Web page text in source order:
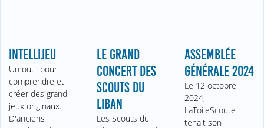
INTELLIJEU
Un outil pour
comprendre et
créer des grand
jeux originaux.
D'anciens
LE GRAND
CONCERT DES
SCOUTS DU
LIBAN
Les Scouts du
ASSEMBLÉE
GÉNÉRALE 2024
Le 12 octobre
2024,
LaToileScoute
tenait son